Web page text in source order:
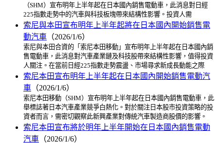
（SHM）宣布明年上半年起在日本國內銷售電動車，此消息對日經
225指數走勢中的汽車與科技板塊帶來結構性影響。投資人需
索尼與本田宣布明年上半年起將在日本國內開始銷售電
動汽車 （2026/1/6）
索尼與本田合資的「索尼本田移動」宣布明年上半年起在日本國內銷
售電動車，此消息對汽車產業鏈及科技股帶來結構性影響，值得投資
人關注。在當前日經225指數走勢震盪、市場尋求新成長動能之際
索尼本田宣布明年上半年起在日本國內開始銷售電動汽
車 （2026/1/6）
索尼本田移動（SHM）宣布明年上半年起在日本國內銷售電動車，此
舉標誌著日本汽車產業競爭白熱化。對於關注日本股市投資策略的投
資者而言，需密切觀察此新興產業對傳統汽車製造商股價的影響。
索尼本田宣布將於明年上半年開始在日本國內銷售電動
汽車 （2026/1/6）